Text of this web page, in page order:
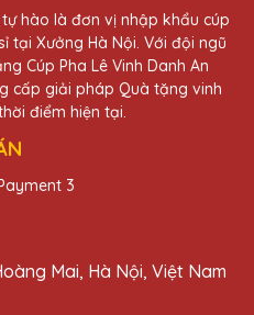
tuyệt vời, dịch vụ khách
Pha Lê QTG luôn là
mình khi cần mua cúp
tự hào là đơn vị nhập khẩu cúp
tại Xưởng Hà Nội. Với đội ngũ
Cúp Pha Lê Vinh Danh An
cấp giải pháp Quà tặng vinh
điểm hiện tại.
Mai, Hà Nội, Việt Nam